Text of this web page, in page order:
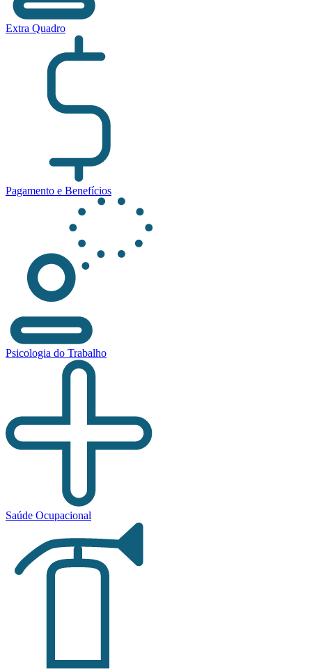
Extra Quadro
Pagamento e Benefícios
Psicologia do Trabalho
Saúde Ocupacional